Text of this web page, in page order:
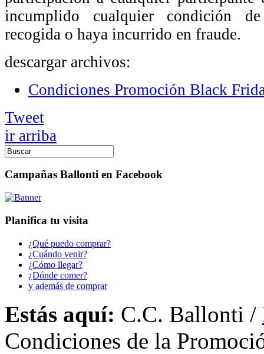
incumplido cualquier condición
recogida o haya incurrido en fraude.
descargar archivos:
Condiciones Promoción Black
Tweet
ir arriba
Campañas Ballonti en Facebook
Planifica tu visita
¿Qué puedo comprar?
¿Cuándo venir?
¿Cómo llegar?
¿Dónde comer?
y además de comprar
Estás aquí: C.C. Ballonti /
Condiciones de la